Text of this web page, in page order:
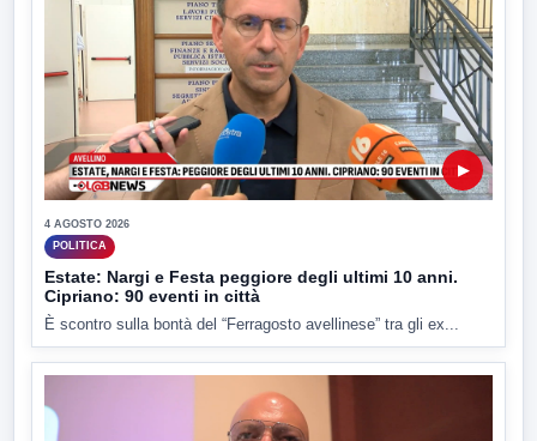
▶
4 AGOSTO 2026
POLITICA
Estate: Nargi e Festa peggiore degli ultimi 10 anni.
Cipriano: 90 eventi in città
È scontro sulla bontà del “Ferragosto avellinese” tra gli ex...